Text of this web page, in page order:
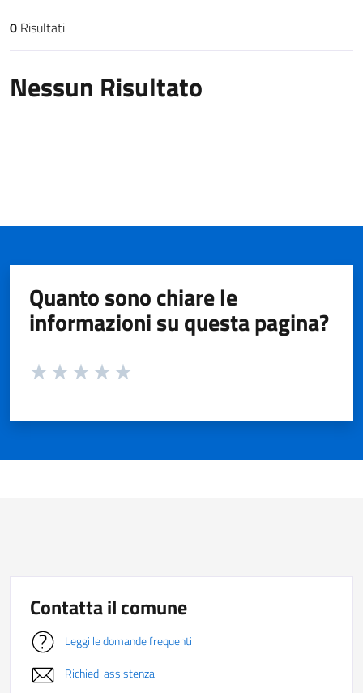
Risultati di ricerca
0 Risultati
Nessun Risultato
Quanto sono chiare le
informazioni su questa pagina?
Valuta da 1 a 5 stelle la pagina
Contatta il comune
Leggi le domande frequenti
Richiedi assistenza